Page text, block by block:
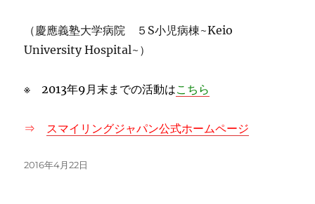
（慶應義塾大学病院 ５S小児病棟~Keio
University Hospital~）
※ 2013年9月末までの活動はこちら
⇒ スマイリングジャパン公式ホームページ
投
2016年4月22日